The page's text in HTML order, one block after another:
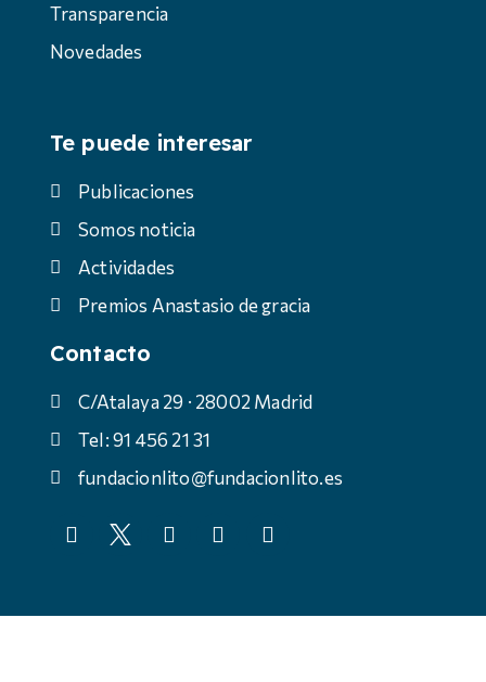
Transparencia
Novedades
Te puede interesar
Publicaciones
Somos noticia
Actividades
Premios Anastasio de gracia
Contacto
C/Atalaya 29 · 28002 Madrid
Tel: 91 456 21 31
fundacionlito@fundacionlito.es